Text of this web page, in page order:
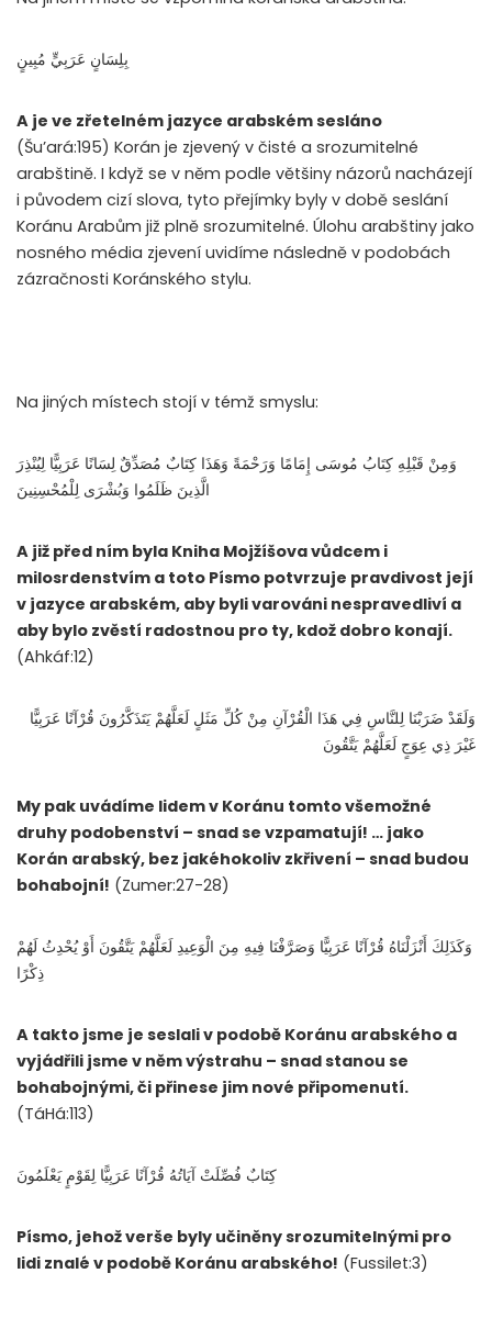
بِلِسَانٍ عَرَبِيٍّ مُبِينٍ
A je ve zřetelném jazyce arabském sesláno
(Šu’ará:195) Korán je zjevený v čisté a srozumitelné
arabštině. I když se v něm podle většiny názorů nacházejí
i původem cizí slova, tyto přejímky byly v době seslání
Koránu Arabům již plně srozumitelné. Úlohu arabštiny jako
nosného média zjevení uvidíme následně v podobách
zázračnosti Koránského stylu.
Na jiných místech stojí v témž smyslu:
وَمِنْ قَبْلِهِ كِتَابُ مُوسَى إِمَامًا وَرَحْمَةً وَهَذَا كِتَابٌ مُصَدِّقٌ لِسَانًا عَرَبِيًّا لِيُنْذِرَ
الَّذِينَ ظَلَمُوا وَبُشْرَى لِلْمُحْسِنِينَ
A již před ním byla Kniha Mojžíšova vůdcem i
milosrdenstvím a toto Písmo potvrzuje pravdivost její
v jazyce arabském, aby byli varováni nespravedliví a
aby bylo zvěstí radostnou pro ty, kdož dobro konají.
(Ahkáf:12)
وَلَقَدْ ضَرَبْنَا لِلنَّاسِ فِي هَذَا الْقُرْآنِ مِنْ كُلِّ مَثَلٍ لَعَلَّهُمْ يَتَذَكَّرُونَ قُرْآنًا عَرَبِيًّا
غَيْرَ ذِي عِوَجٍ لَعَلَّهُمْ يَتَّقُونَ
My pak uvádíme lidem v Koránu tomto všemožné
druhy podobenství – snad se vzpamatují! … jako
Korán arabský, bez jakéhokoliv zkřivení – snad budou
bohabojní! (Zumer:27-28)
وَكَذَلِكَ أَنْزَلْنَاهُ قُرْآنًا عَرَبِيًّا وَصَرَّفْنَا فِيهِ مِنَ الْوَعِيدِ لَعَلَّهُمْ يَتَّقُونَ أَوْ يُحْدِثُ لَهُمْ
ذِكْرًا
A takto jsme je seslali v podobě Koránu arabského a
vyjádřili jsme v něm výstrahu – snad stanou se
bohabojnými, či přinese jim nové připomenutí.
(TáHá:113)
كِتَابٌ فُصِّلَتْ آيَاتُهُ قُرْآنًا عَرَبِيًّا لِقَوْمٍ يَعْلَمُونَ
Písmo, jehož verše byly učiněny srozumitelnými pro
lidi znalé v podobě Koránu arabského! (Fussilet:3)